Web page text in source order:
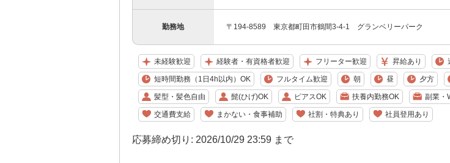
勤務地 〒194-8589 東京都町田市鶴間3-4-1 グランベリーパーク
未経験歓迎 経験者・有資格者歓迎 フリーター歓迎 昇給あり
短時間勤務（1日4h以内）OK フルタイム歓迎 朝 昼 夕方
髪型・髪色自由 髭(ひげ)OK ピアスOK 扶養内勤務OK 副業・
交通費支給 まかない・食事補助 社割・特典あり 社員登用あり
応募締め切り: 2026/10/29 23:59 まで